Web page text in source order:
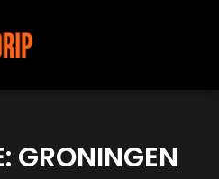
GRONINGEN